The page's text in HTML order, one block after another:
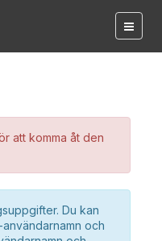
att komma åt den
Du kan
och